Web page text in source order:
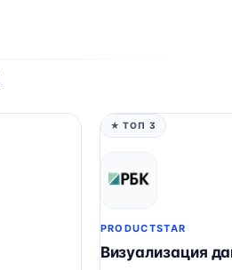
★ ТОП 3
PRODUCTSTAR
Визуализация